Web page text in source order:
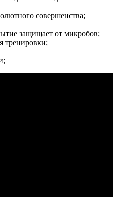
совершенства;
защищает от микробов;
тренировки;